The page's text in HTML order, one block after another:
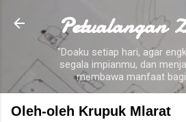
Skip to main
Petualangan
"Doaku setiap hari, agar
segala impianmu, dan
membawa manfaat bagi
Oleh-oleh Krupuk Mlarat